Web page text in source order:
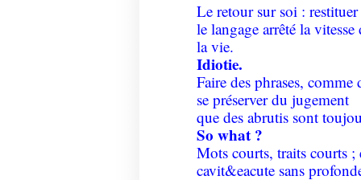
Le retour sur soi : restituer
le langage arrêté la vitesse
la vie.
Idiotie.
Faire des phrases, comme
se préserver du jugement
que des abrutis sont
So what ?
Mots courts, traits courts
cavit&eacute sans